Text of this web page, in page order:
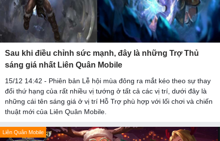
Sau khi điều chỉnh sức mạnh, đây là những Trợ Thủ
sáng giá nhất Liên Quân Mobile
15/12 14:42 - Phiên bản Lễ hội mùa đông ra mắt kéo theo sự thay
đổi thứ hạng của rất nhiều vị tướng ở tất cả các vị trí, dưới đây là
những cái tên sáng giá ở vị trí Hỗ Trợ phù hợp với lối chơi và chiến
thuật mới của Liên Quân Mobile.
Liên Quân Mobile